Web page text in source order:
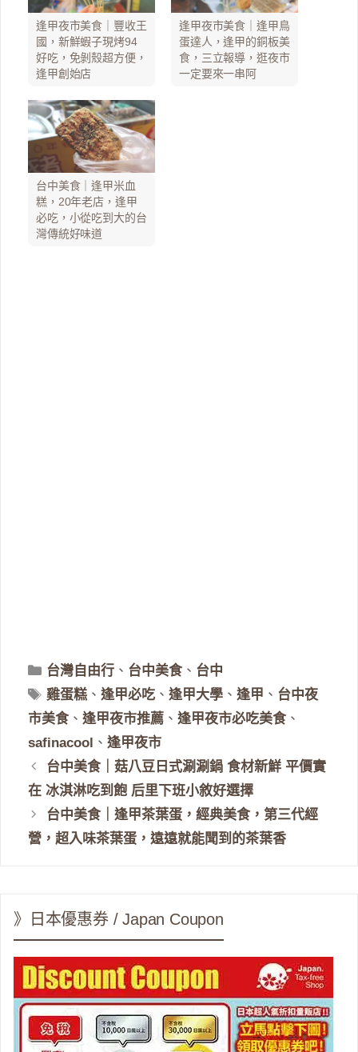
逢甲夜市美食｜豐收王
國，新鮮蝦子現烤94
好吃，免剝殼超方便，
逢甲創始店
逢甲夜市美食｜逢甲鳥
蛋達人，逢甲的銅板美
食，三立報導，逛夜市
一定要來一串阿
台中美食｜逢甲米血
糕，20年老店，逢甲
必吃，小從吃到大的台
灣傳統好味道
分
類
台灣自由行 、 台中美食、 台中
標
籤
雞蛋糕 、逢甲必吃 、逢甲大學 、逢甲 、 台中夜
市美食、 逢甲夜市推薦 、 逢甲夜市必吃美食、
safinacool 、 逢甲夜市
台中美食｜菇八豆日式涮涮鍋 食材新鮮 平價實
在 冰淇淋吃到飽 后里下班小敘好選擇
台中美食｜逢甲茶葉蛋，經典美食，第三代經
營，超入味茶葉蛋，遠遠就能聞到的茶葉香
》日本優惠券 / Japan Coupon